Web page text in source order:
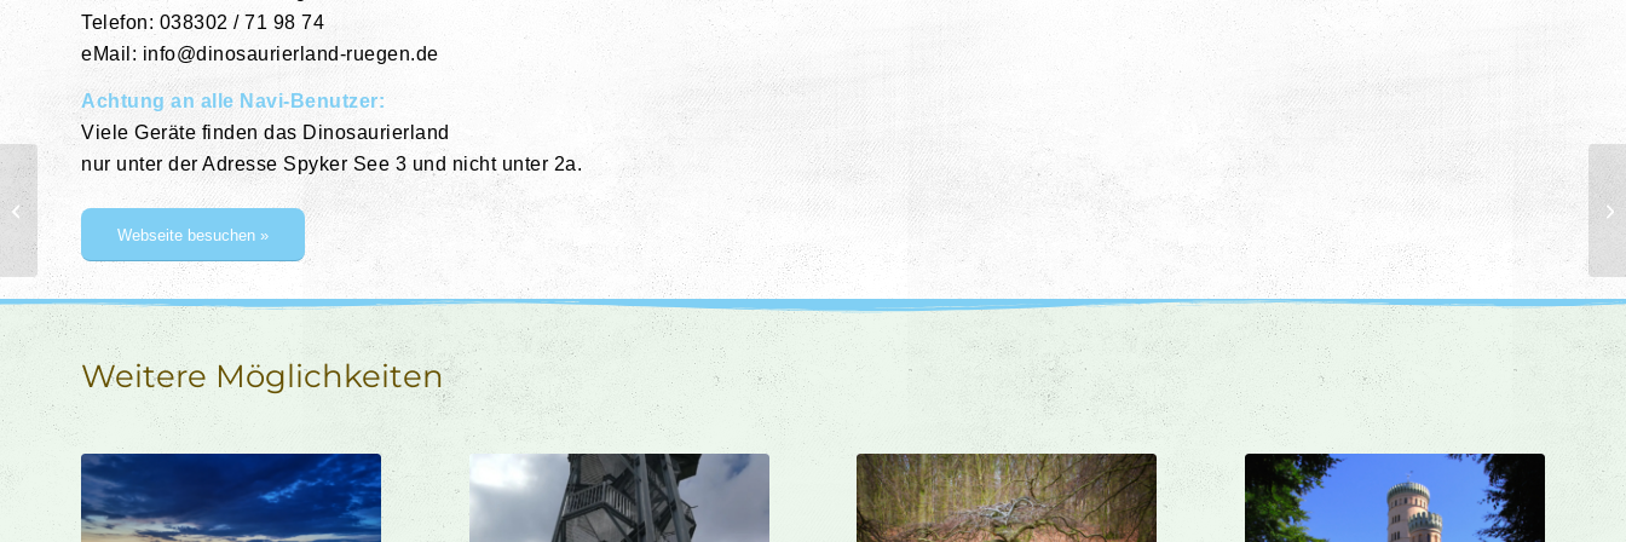
Telefon: 038302 / 71 98 74
eMail: info@dinosaurierland-ruegen.de
Achtung an alle Navi-Benutzer:
Viele Geräte finden das Dinosaurierland
nur unter der Adresse Spyker See 3 und nicht unter 2a.
Webseite besuchen »
Weitere Möglichkeiten
Ostseeperle Restaurant